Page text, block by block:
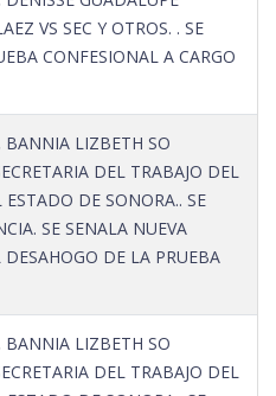
VS SEC Y OTROS. . SE
CONFESIONAL A CARGO
BANNIA LIZBETH SO
DEL TRABAJO DEL
DE SONORA.. SE
SE SENALA NUEVA
DESAHOGO DE LA PRUEBA
BANNIA LIZBETH SO
DEL TRABAJO DEL